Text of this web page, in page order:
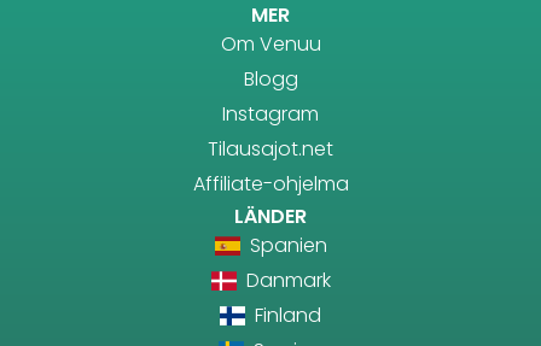
MER
Om Venuu
Blogg
Instagram
Tilausajot.net
Affiliate-ohjelma
LÄNDER
Spanien
Danmark
Finland